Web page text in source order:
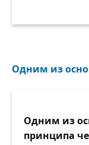
Одним из
Одним из
принципа